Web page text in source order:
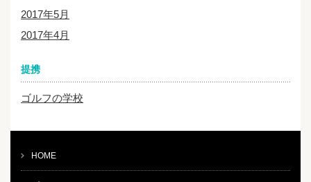
2017年5月
2017年4月
提携
ゴルフの学校
HOME